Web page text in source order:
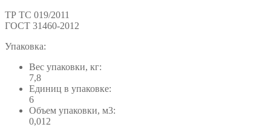
ТР ТС 019/2011
ГОСТ 31460-2012
Упаковка:
Вес упаковки, кг:
7,8
Единиц в упаковке:
6
Объем упаковки, м3:
0,012